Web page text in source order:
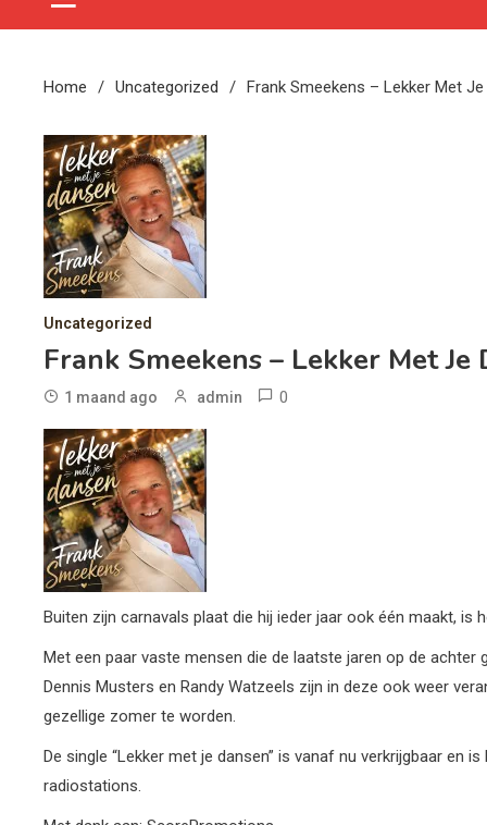
Home Uncategorized Frank Smeekens – Lekker Met Je
Uncategorized
Frank Smeekens – Lekker Met Je
1 maand ago admin 0
Buiten zijn carnavals plaat die hij ieder jaar ook één maakt, is
Met een paar vaste mensen die de laatste jaren op de achter
Dennis Musters en Randy Watzeels zijn in deze ook weer
gezellige zomer te worden.
De single “Lekker met je dansen” is vanaf nu verkrijgbaar en
radiostations.